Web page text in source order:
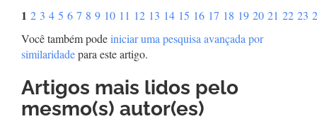
1 2 3 4 5 6 7 8 9 10 11 12 13 14 15 16 17 18 19 20 21 22 23
Você também podeiniciar uma pesquisa avançada por
similaridadepara este artigo.
Artigos mais lidos pelo
mesmo(s) autor(es)